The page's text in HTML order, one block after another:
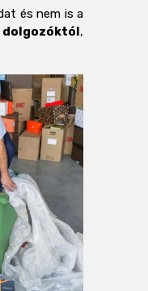
és nem is a
,